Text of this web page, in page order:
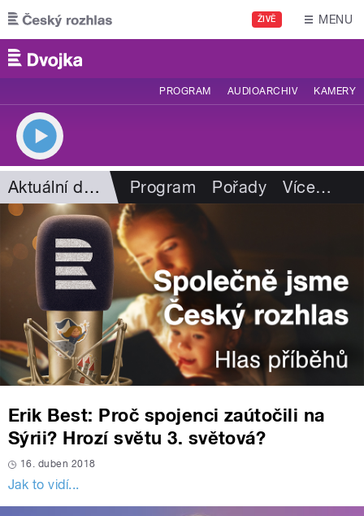
Přejít k hlavnímu obsahu
ŽIVĚ MENU
PROGRAM AUDIOARCHIV KAMERY
Aktuální dění Program Pořady Více…
Erik Best: Proč spojenci zaútočili na
Sýrii? Hrozí světu 3. světová?
16. duben 2018
Jak to vidí...